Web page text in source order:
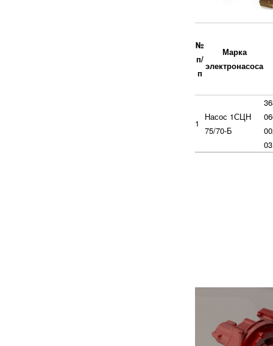
№
п/
п
Марка
электронасоса
1
Насос 1СЦН
75/70-Б
03